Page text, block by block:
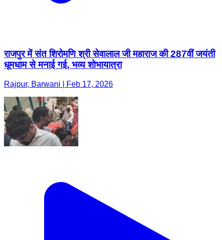
राजपुर में संत शिरोमणि श्री सेवालाल जी महाराज की 287वीं जयंती
धूमधाम से मनाई गई, भव्य शोभायात्रा
Rajpur, Barwani | Feb 17, 2026